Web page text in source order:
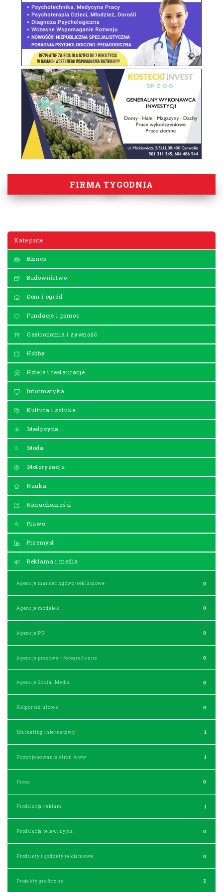
FIRMA TYGODNIA
Kategorie
Biznes
Budownictwo
Dom i ogród
Fundacje i pomoc
Gastronomia i żywność
Hobby
Hotele i restauracje
Informatyka
Kultura i sztuka
Medycyna
Moda
Motoryzacja
Nauka
Nieruchomości
Prawo
Przemysł
Reklama i media
Agencje marketingowo-reklamowe 0
Agencje modelek 0
Agencje PR 0
Agencje prasowe i fotograficzne 0
Agencje Social Media 0
Kolportaż ulotek 0
Marketing internetowy 1
Pozycjonowanie stron www 1
Prasa 0
Produkcja reklam 1
Produkcja telewizyjna 0
Produkty i gadżety reklamowe 0
Projekty graficzne 2